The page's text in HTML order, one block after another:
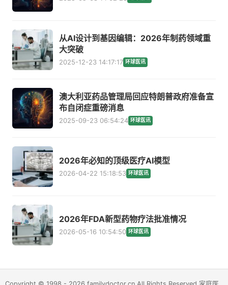
从AI设计到基因编辑：2026年制药领域重
大突破
2025-12-23 14:17:17 环球医讯
澳大利亚药品管理局回应特朗普政府准备宣
布自闭症重磅消息
2025-09-23 06:54:24 环球医讯
2026年必知的顶级医疗AI模型
2026-04-22 15:18:53 环球医讯
2026年FDA新型药物疗法批准情况
2026-05-16 10:54:50 环球医讯